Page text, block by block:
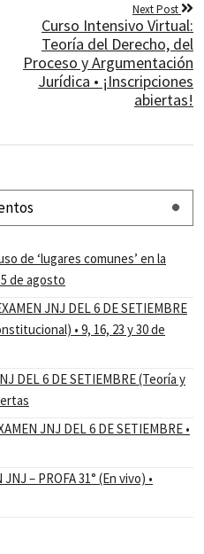
Next Post
Curso Intensivo Virtual:
Teoría del Derecho, del
Proceso y Argumentación
Jurídica • ¡Inscripciones
abiertas!
de ‘lugares comunes’ en la
de agosto
JNJ DEL 6 DE SETIEMBRE
• 9, 16, 23 y 30 de
DEL 6 DE SETIEMBRE (Teoría y
JNJ DEL 6 DE SETIEMBRE •
– PROFA 31° (En vivo) •